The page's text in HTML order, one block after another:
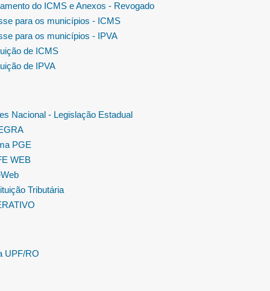
do ICMS e Anexos - Revogado
para os municípios - ICMS
para os municípios - IPVA
de ICMS
de IPVA
Nacional - Legislação Estadual
PGE
WEB
Tributária
UPF/RO